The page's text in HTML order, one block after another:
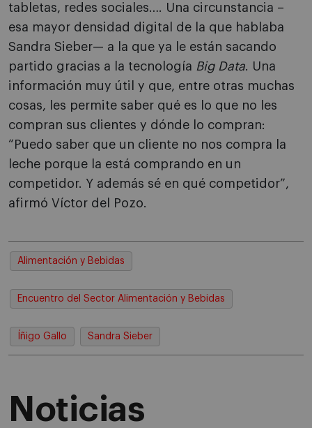
tabletas, redes sociales…. Una circunstancia –
esa mayor densidad digital de la que hablaba
Sandra Sieber— a la que ya le están sacando
partido gracias a la tecnología Big Data. Una
información muy útil y que, entre otras muchas
cosas, les permite saber qué es lo que no les
compran sus clientes y dónde lo compran:
“Puedo saber que un cliente no nos compra la
leche porque la está comprando en un
competidor. Y además sé en qué competidor”,
afirmó Víctor del Pozo.
Alimentación y Bebidas
Encuentro del Sector Alimentación y Bebidas
Íñigo Gallo Sandra Sieber
Noticias